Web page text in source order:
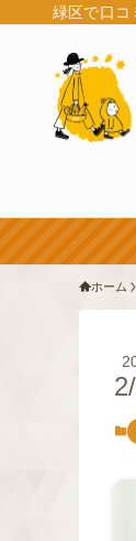
緑区で口コ
ホーム